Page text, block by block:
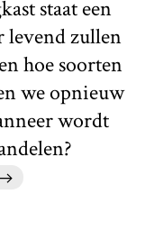
staat een
levend zullen
hoe soorten
we opnieuw
wordt